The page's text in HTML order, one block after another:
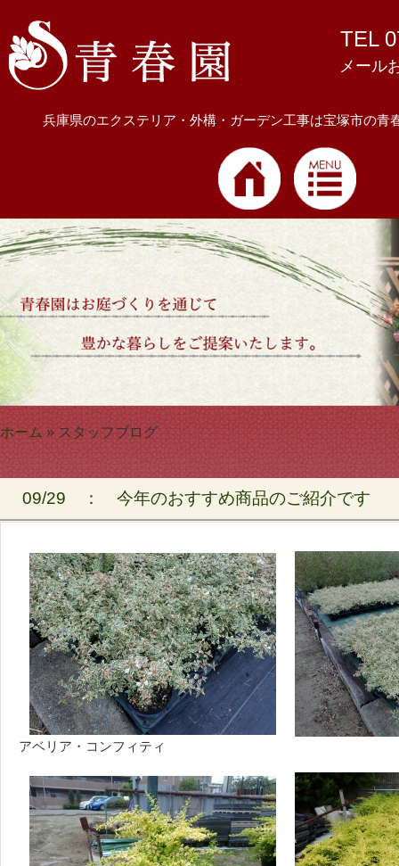
TEL
メール
兵庫県のエクステリア・外構・ガーデン工事は宝塚市の青
ホーム» スタッフブログ
09/29 ： 今年のおすすめ商品のご紹介です
アベリア・コンフィティ